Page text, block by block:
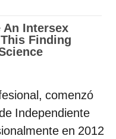
comenzó
Independiente
en 2012